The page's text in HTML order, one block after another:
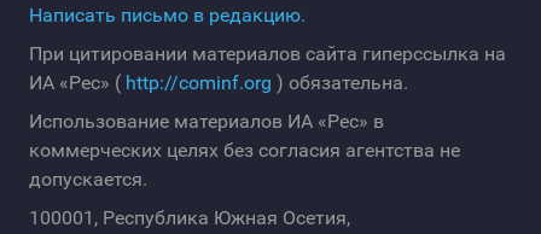
Написать письмо в редакцию.
При цитировании материалов сайта гиперссылка на
ИА «Рес» ( http://cominf.org ) обязательна.
Использование материалов ИА «Рес» в
коммерческих целях без согласия агентства не
допускается.
100001, Республика Южная Осетия,